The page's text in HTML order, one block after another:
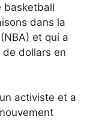
basketball
dans la
et qui a
dollars en
activiste et a